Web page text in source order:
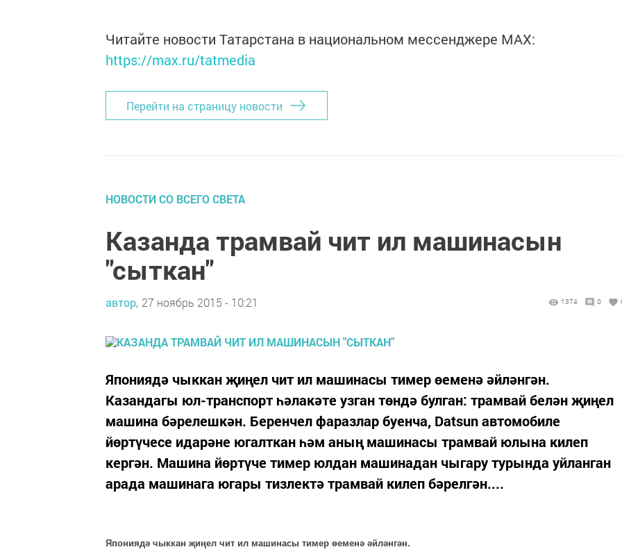
Читайте новости Татарстана в национальном мессенджере MАХ:
https://max.ru/tatmedia
Перейти на страницу новости
НОВОСТИ СО ВСЕГО СВЕТА
Казанда трамвай чит ил машинасын
"сыткан"
автор, 27 ноябрь 2015 - 10:21 1374 0
Япониядә чыккан җиңел чит ил машинасы тимер өеменә әйләнгән.
Казандагы юл-транспорт һәлакәте узган төндә булган: трамвай белән җиңел
машина бәрелешкән. Беренчел фаразлар буенча, Datsun автомобиле
йөртүчесе идарәне югалткан һәм аның машинасы трамвай юлына килеп
кергән. Машина йөртүче тимер юлдан машинадан чыгару турында уйланган
арада машинага югары тизлектә трамвай килеп бәрелгән....
Япониядә чыккан җиңел чит ил машинасы тимер өеменә әйләнгән.